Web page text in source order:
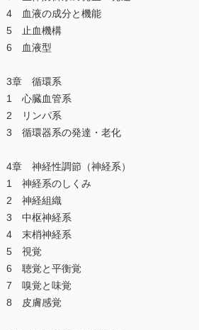
4 血液の成分と機能
5 止血機構
6 血液型
3章 循環系
1 心臓血管系
2 リンパ系
3 循環器系の発達・老化
4章 神経性調節（神経系）
1 神経系のしくみ
2 神経組織
3 中枢神経系
4 末梢神経系
5 視覚
6 聴覚と平衡覚
7 嗅覚と味覚
8 皮膚感覚